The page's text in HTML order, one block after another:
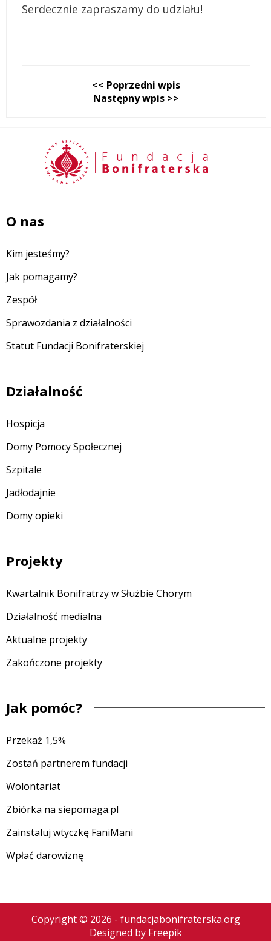
Serdecznie zapraszamy do udziału!
<< Poprzedni wpis
Następny wpis >>
O nas
Kim jesteśmy?
Jak pomagamy?
Zespół
Sprawozdania z działalności
Statut Fundacji Bonifraterskiej
Działalność
Hospicja
Domy Pomocy Społecznej
Szpitale
Jadłodajnie
Domy opieki
Projekty
Kwartalnik Bonifratrzy w Służbie Chorym
Działalność medialna
Aktualne projekty
Zakończone projekty
Jak pomóc?
Przekaż 1,5%
Zostań partnerem fundacji
Wolontariat
Zbiórka na siepomaga.pl
Zainstaluj wtyczkę FaniMani
Wpłać darowiznę
Copyright © 2026 - fundacjabonifraterska.org
Designed by Freepik